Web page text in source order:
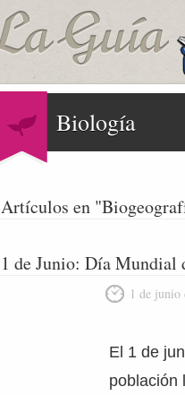
Biología
Artículos en
1 de Junio: Día Mundial
1 de junio
El 1 de
población